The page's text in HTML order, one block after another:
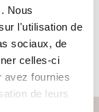
Nous
l'utilisation de
sociaux, de
celles-ci
avez fournies
de leurs
sur notre site